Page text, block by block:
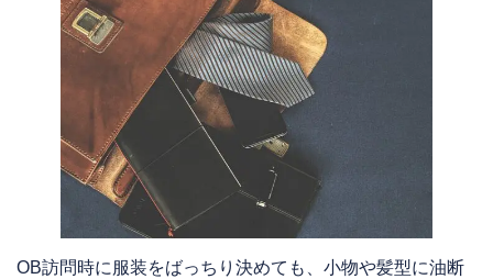
OB訪問時に服装をばっちり決めても、小物や髪型に油断